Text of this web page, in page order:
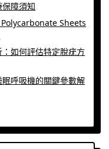
障須知
Sheets
如何評估特定脫疣方
呼吸機的關鍵參數解